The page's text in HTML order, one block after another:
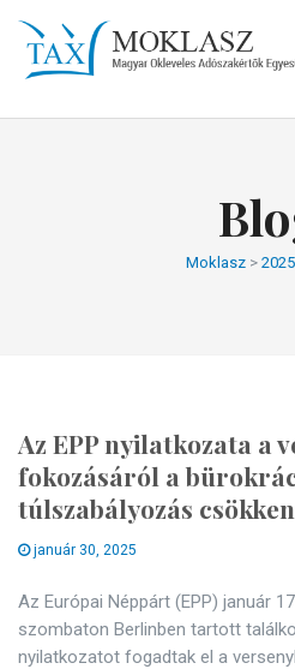
Moklasz> 2025
Az EPP nyilatkozata a
fokozásáról a
túlszabályozás
január 30, 2025
Az Európai Néppárt (EPP) január
szombaton Berlinben tartott
nyilatkozatot fogadtak el a